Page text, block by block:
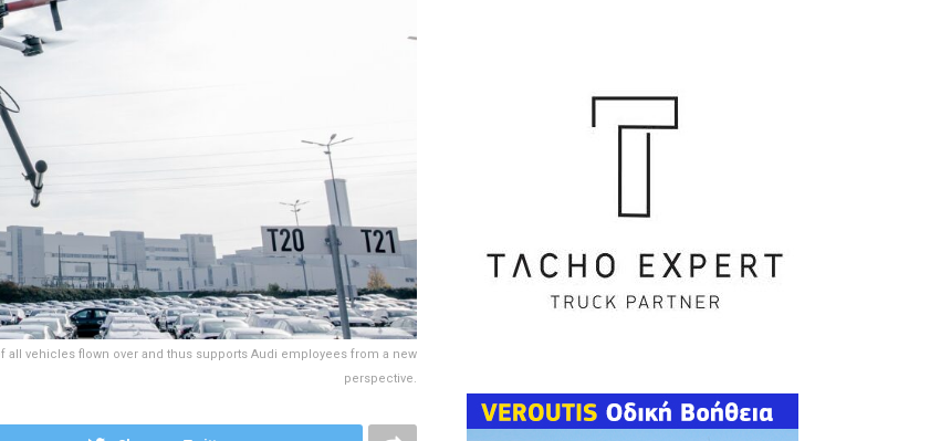
all vehicles flown over and thus supports Audi employees from a new
perspective.